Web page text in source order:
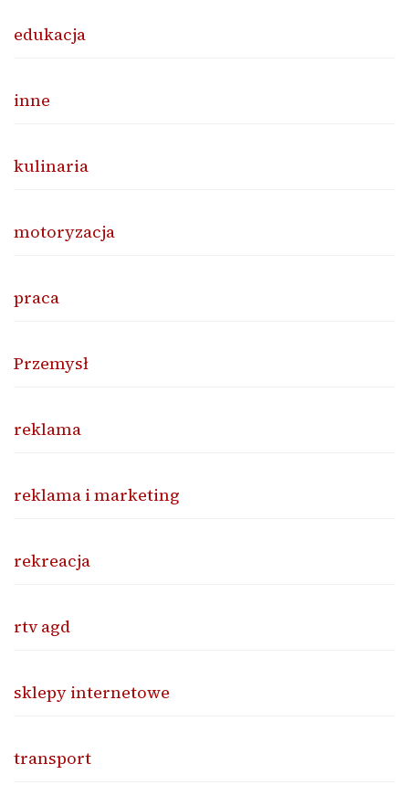
edukacja
inne
kulinaria
motoryzacja
praca
Przemysł
reklama
reklama i marketing
rekreacja
rtv agd
sklepy internetowe
transport